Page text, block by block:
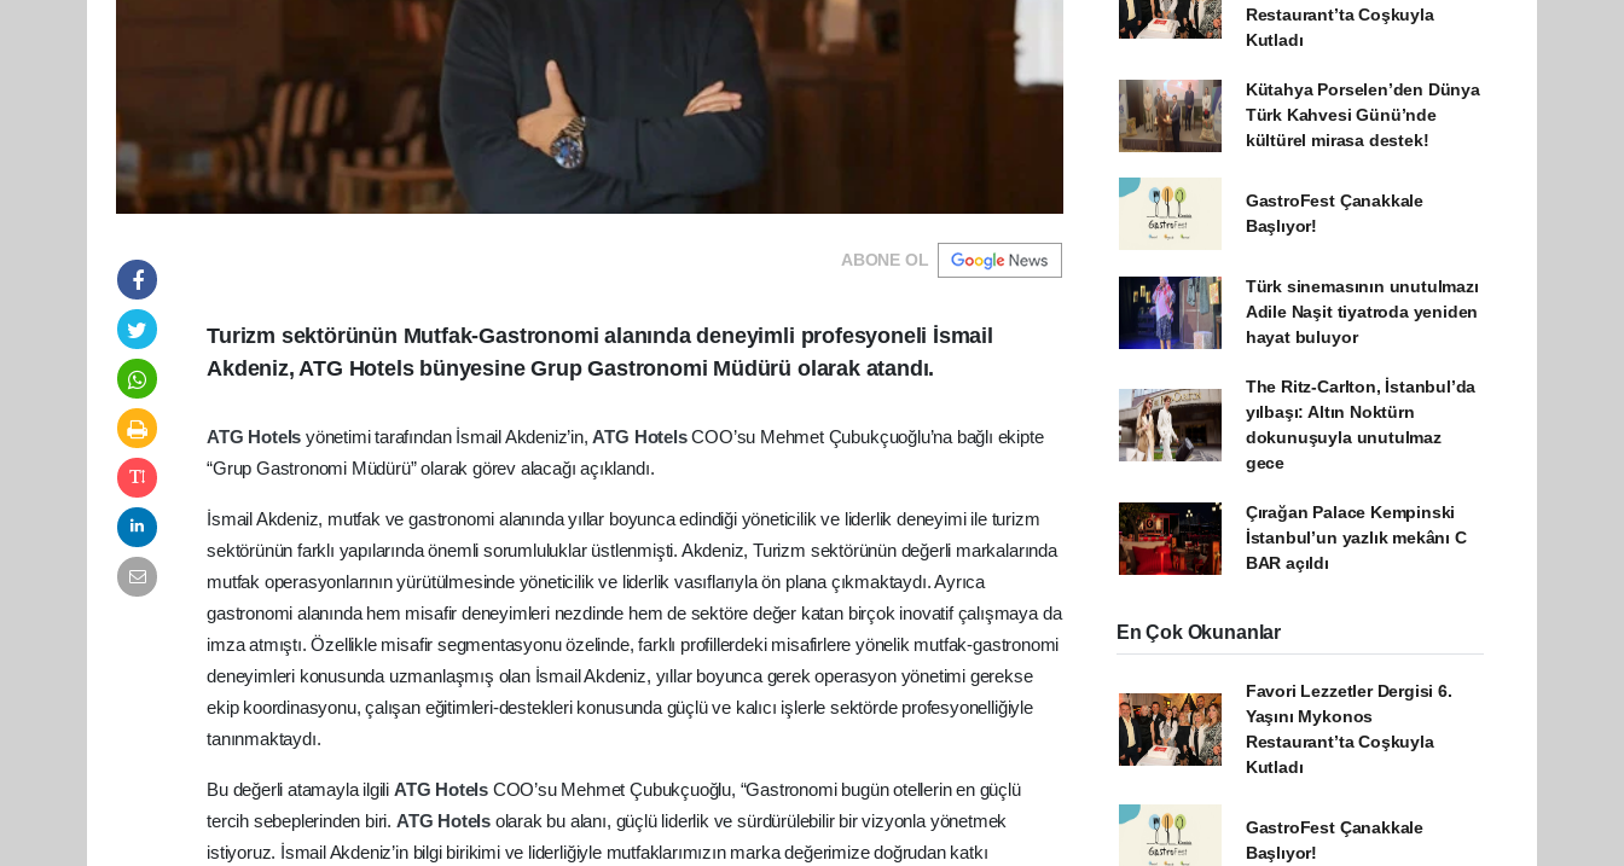
ABONE OL
Turizm sektörünün Mutfak-Gastronomi alanında deneyimli profesyoneli İsmail
Akdeniz, ATG Hotels bünyesine Grup Gastronomi Müdürü olarak atandı.
ATG Hotels yönetimi tarafından İsmail Akdeniz’in,ATG HotelsCOO’su Mehmet Çubukçuoğlu’na bağlı ekipte
“Grup Gastronomi Müdürü” olarak görev alacağı açıklandı.
İsmail Akdeniz, mutfak ve gastronomi alanında yıllar boyunca edindiği yöneticilik ve liderlik deneyimi ile turizm
sektörünün farklı yapılarında önemli sorumluluklar üstlenmişti. Akdeniz, Turizm sektörünün değerli markalarında
mutfak operasyonlarının yürütülmesinde yöneticilik ve liderlik vasıflarıyla ön plana çıkmaktaydı. Ayrıca
gastronomi alanında hem misafir deneyimleri nezdinde hem de sektöre değer katan birçok inovatif çalışmaya da
imza atmıştı. Özellikle misafir segmentasyonu özelinde, farklı profillerdeki misafirlere yönelik mutfak-gastronomi
deneyimleri konusunda uzmanlaşmış olan İsmail Akdeniz, yıllar boyunca gerek operasyon yönetimi gerekse
ekip koordinasyonu, çalışan eğitimleri-destekleri konusunda güçlü ve kalıcı işlerle sektörde profesyonelliğiyle
tanınmaktaydı.
Bu değerli atamayla ilgili ATG Hotels COO’su Mehmet Çubukçuoğlu, “Gastronomi bugün otellerin en güçlü
tercih sebeplerinden biri. ATG Hotels olarak bu alanı, güçlü liderlik ve sürdürülebilir bir vizyonla yönetmek
istiyoruz. İsmail Akdeniz’in bilgi birikimi ve liderliğiyle mutfaklarımızın marka değerimize doğrudan katkı
Restaurant’ta Coşkuyla
Kutladı
Kütahya Porselen’den Dünya
Türk Kahvesi Günü’nde
kültürel mirasa destek!
GastroFest Çanakkale
Başlıyor!
Türk sinemasının unutulmazı
Adile Naşit tiyatroda yeniden
hayat buluyor
The Ritz-Carlton, İstanbul’da
yılbaşı: Altın Noktürn
dokunuşuyla unutulmaz
gece
Çırağan Palace Kempinski
İstanbul’un yazlık mekânı C
BAR açıldı
En Çok Okunanlar
Favori Lezzetler Dergisi 6.
Yaşını Mykonos
Restaurant’ta Coşkuyla
Kutladı
GastroFest Çanakkale
Başlıyor!